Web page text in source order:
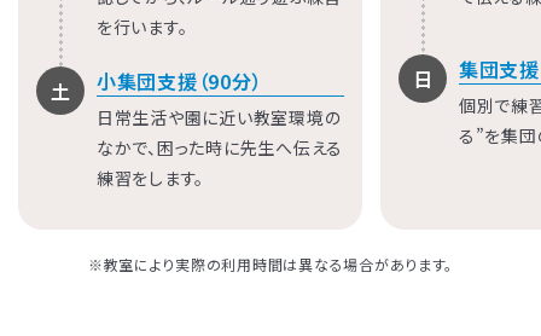
を行います。
土 小集団支援（90分）
日常生活や園に近い教室環境の
なかで、困った時に先生へ伝える
練習をします。
日 集団支援
個別で練
る”を集団
※教室により実際の利用時間は異なる場合があります。